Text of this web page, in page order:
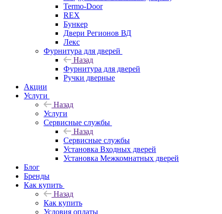
Termo-Door
REX
Бункер
Двери Регионов ВД
Лекс
Фурнитура для дверей
Назад
Фурнитура для дверей
Ручки дверные
Акции
Услуги
Назад
Услуги
Сервисные службы
Назад
Сервисные службы
Установка Входных дверей
Установка Межкомнатных дверей
Блог
Бренды
Как купить
Назад
Как купить
Условия оплаты